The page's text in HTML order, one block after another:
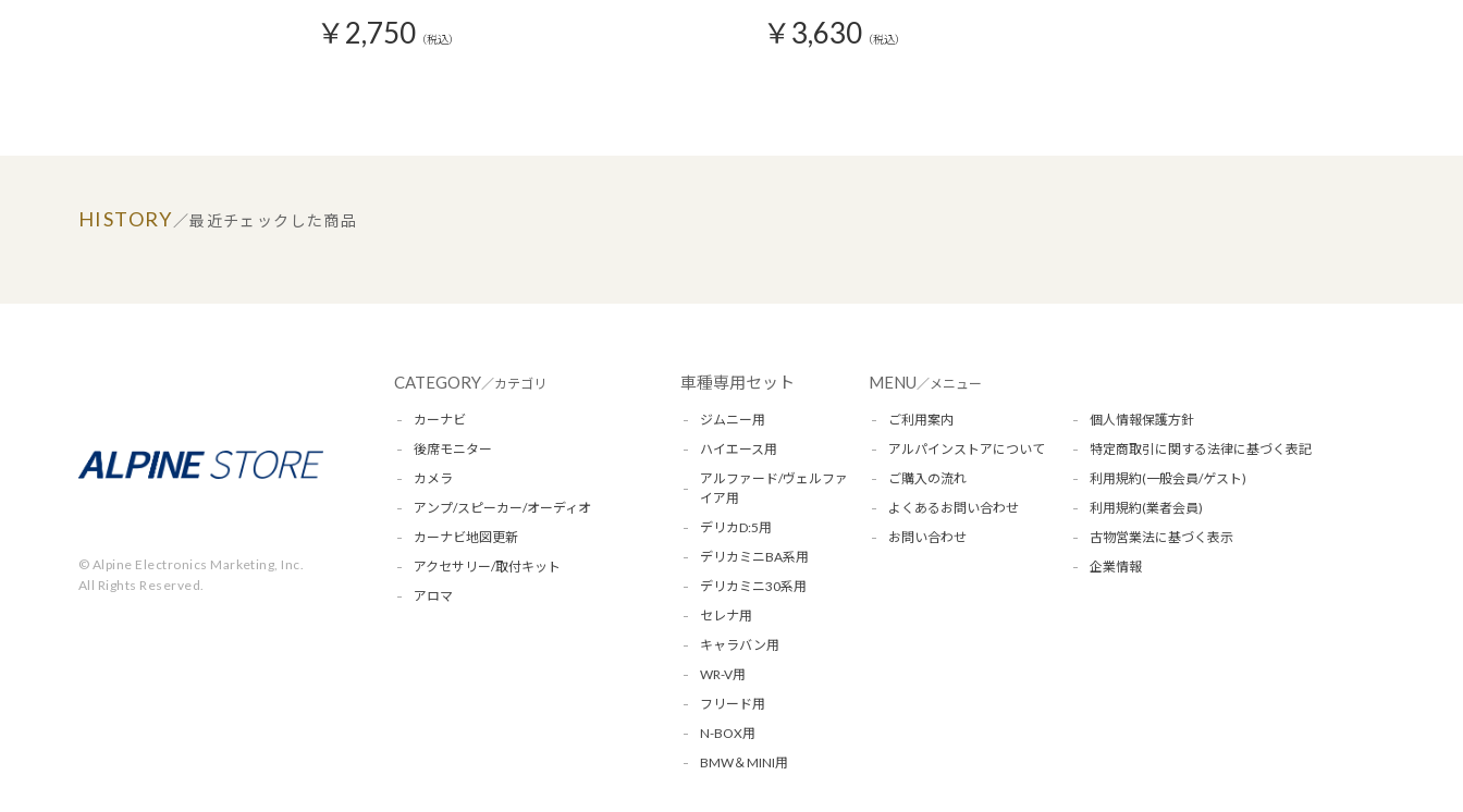
￥2,750 （税込） ￥3,630 （税込）
HISTORY／最近チェックした商品
© Alpine Electronics Marketing, Inc.
All Rights Reserved.
CATEGORY／カテゴリ
カーナビ
後席モニター
カメラ
アンプ/スピーカー/オーディオ
カーナビ地図更新
アクセサリー/取付キット
アロマ
車種専用セット
ジムニー用
ハイエース用
アルファード/ヴェルファ
イア用
デリカD:5用
デリカミニBA系用
デリカミニ30系用
セレナ用
キャラバン用
WR-V用
フリード用
N-BOX用
BMW＆MINI用
MENU／メニュー
ご利用案内
アルパインストアについて
ご購入の流れ
よくあるお問い合わせ
お問い合わせ
個人情報保護方針
特定商取引に関する法律に基づく表記
利用規約(一般会員/ゲスト)
利用規約(業者会員)
古物営業法に基づく表示
企業情報